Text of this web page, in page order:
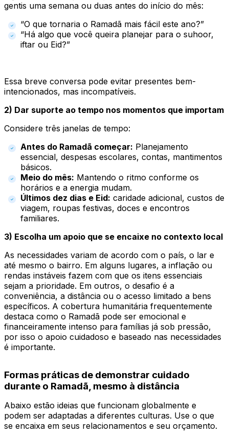
gentis uma semana ou duas antes do início do mês:
“O que tornaria o Ramadã mais fácil este ano?”
“Há algo que você queira planejar para o suhoor,
iftar ou Eid?”
Essa breve conversa pode evitar presentes bem-
intencionados, mas incompatíveis.
2) Dar suporte ao tempo nos momentos que importam
Considere três janelas de tempo:
Antes do Ramadã começar: Planejamento
essencial, despesas escolares, contas, mantimentos
básicos.
Meio do mês: Mantendo o ritmo conforme os
horários e a energia mudam.
Últimos dez dias e Eid: caridade adicional, custos de
viagem, roupas festivas, doces e encontros
familiares.
3) Escolha um apoio que se encaixe no contexto local
As necessidades variam de acordo com o país, o lar e
até mesmo o bairro. Em alguns lugares, a inflação ou
rendas instáveis fazem com que os itens essenciais
sejam a prioridade. Em outros, o desafio é a
conveniência, a distância ou o acesso limitado a bens
específicos. A cobertura humanitária frequentemente
destaca como o Ramadã pode ser emocional e
financeiramente intenso para famílias já sob pressão,
por isso o apoio cuidadoso e baseado nas necessidades
é importante.
Formas práticas de demonstrar cuidado
durante o Ramadã, mesmo à distância
Abaixo estão ideias que funcionam globalmente e
podem ser adaptadas a diferentes culturas. Use o que
se encaixa em seus relacionamentos e seu orçamento.